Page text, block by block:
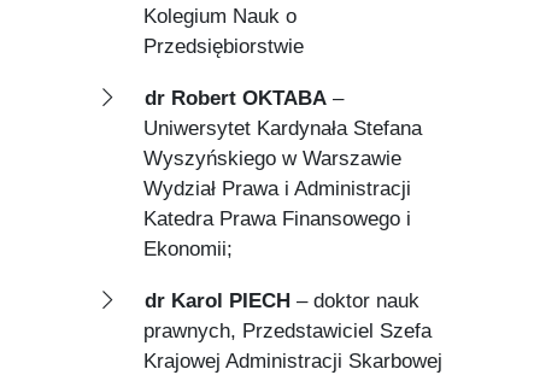
Kolegium Nauk o
Przedsiębiorstwie
dr Robert OKTABA–
Uniwersytet Kardynała Stefana
Wyszyńskiego w Warszawie
Wydział Prawa i Administracji
Katedra Prawa Finansowego i
Ekonomii;
dr Karol PIECH – doktor nauk
prawnych, Przedstawiciel Szefa
Krajowej Administracji Skarbowej